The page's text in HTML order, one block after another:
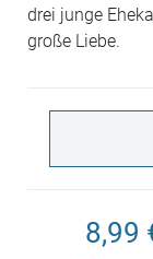
drei junge
große Liebe.
8,99